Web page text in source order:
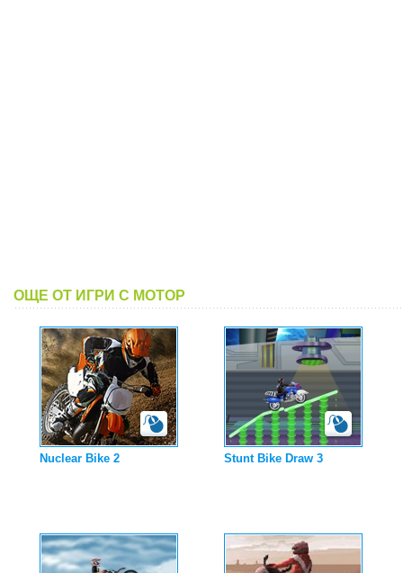
ОЩЕ ОТ ИГРИ С МОТОР
Nuclear Bike 2 Stunt Bike Draw 3